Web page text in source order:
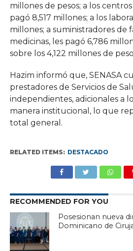
millones de pesos; a los
pagó 8,517 millones; a los
millones; a suministradores de
medicinas, les pagó 6,786
sobre los 4,122 millones de
Hazim informó que, SENASA
prestadores de Servicios de
independientes, adicionales a
manera institucional, lo que
total general.
RELATED ITEMS: DESTACADO
RECOMMENDED FOR YOU
Posesionan nueva
Dominicano de